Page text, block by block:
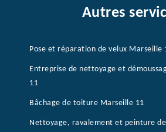
Autres
Pose et réparation de velux Marseille
Entreprise de nettoyage et
11
Bâchage de toiture Marseille 11
Nettoyage, ravalement et peinture